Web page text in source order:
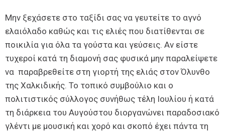
Μην ξεχάσετε στο ταξίδι σας να γευτείτε το αγνό
ελαιόλαδο καθώς και τις ελιές που διατίθενται σε
ποικιλία για όλα τα γούστα και γεύσεις. Αν είστε
τυχεροί κατά τη διαμονή σας φυσικά μην παραλείψετε
να παραβρεθείτε στη γιορτή της ελιάς στον Όλυνθο
της Χαλκιδικής. Το τοπικό συμβούλιο και ο
πολιτιστικός σύλλογος συνήθως τέλη Ιουλίου ή κατά
τη διάρκεια του Αυγούστου διοργανώνει παραδοσιακό
γλέντι με μουσική και χορό και σκοπό έχει πάντα τη